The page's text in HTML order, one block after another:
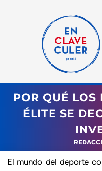
POR QUÉ LOS
ÉLITE SE
El mundo del deporte